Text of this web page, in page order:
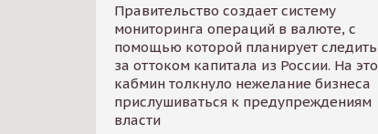
Правительство создает систему
мониторинга операций в валюте, с
помощью которой планирует следить
за оттоком капитала из России. На это
кабмин толкнуло нежелание бизнеса
прислушиваться к предупреждениям
власти